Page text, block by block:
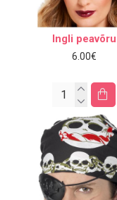
Ingli peavõru
6.00€